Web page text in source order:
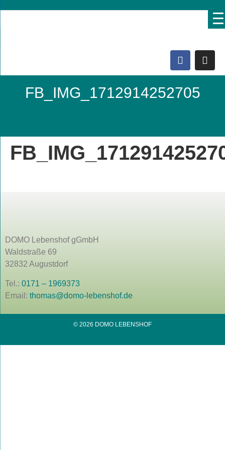
FB_IMG_1712914252705
DOMO Lebenshof gGmbH
Waldstraße 69
32832 Augustdorf
Tel.: 0171 – 1969373
Email: thomas@domo-lebenshof.de
© 2026 DOMO LEBENSHOF